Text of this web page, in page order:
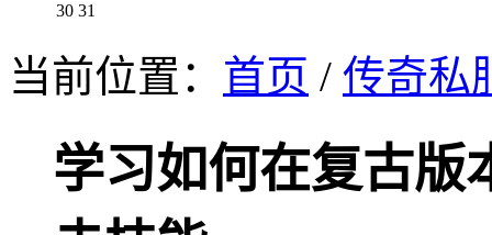
30 31
当前位置： 首页 / 传奇私
学习如何在复古版